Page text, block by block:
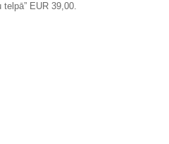
telpā” EUR 39,00.